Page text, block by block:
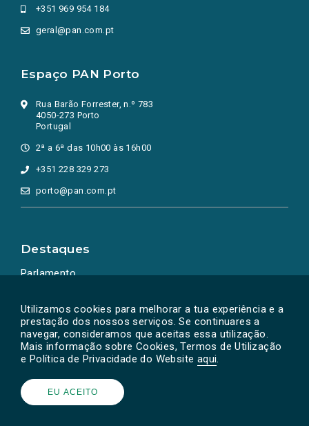
Utilizamos cookies para melhorar a tua experiência e a
prestação dos nossos serviços. Se continuares a
navegar, consideramos que aceitas essa utilização.
Mais informação sobre Cookies, Termos de Utilização
e Política de Privacidade do Website aqui.
EU ACEITO
+351 969 954 184
geral@pan.com.pt
Espaço PAN Porto
Rua Barão Forrester, n.º 783
4050-273 Porto
Portugal
2ª a 6ª das 10h00 às 16h00
+351 228 329 273
porto@pan.com.pt
Destaques
Parlamento
Powered by © PAN 2026